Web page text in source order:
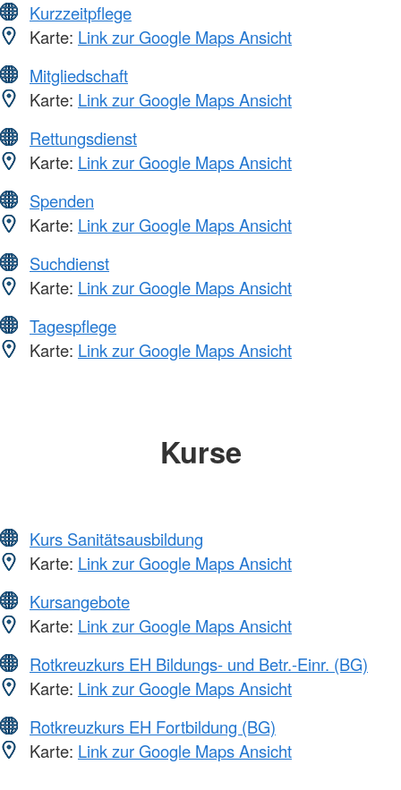
Kurzzeitpflege
Karte: Link zur Google Maps Ansicht
Mitgliedschaft
Karte: Link zur Google Maps Ansicht
Rettungsdienst
Karte: Link zur Google Maps Ansicht
Spenden
Karte: Link zur Google Maps Ansicht
Suchdienst
Karte: Link zur Google Maps Ansicht
Tagespflege
Karte: Link zur Google Maps Ansicht
Kurse
Kurs Sanitätsausbildung
Karte: Link zur Google Maps Ansicht
Kursangebote
Karte: Link zur Google Maps Ansicht
Rotkreuzkurs EH Bildungs- und Betr.-Einr. (BG)
Karte: Link zur Google Maps Ansicht
Rotkreuzkurs EH Fortbildung (BG)
Karte: Link zur Google Maps Ansicht